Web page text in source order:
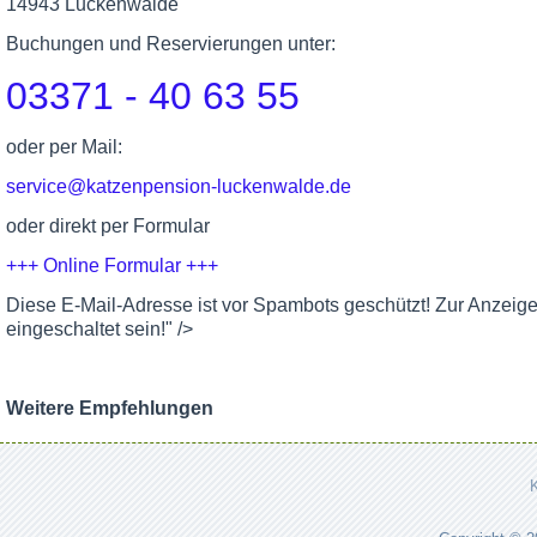
14943 Luckenwalde
Buchungen und Reservierungen unter:
03371 - 40 63 55
oder per Mail:
service@katzenpension-luckenwalde.de
oder direkt per Formular
+++ Online Formular +++
Diese E-Mail-Adresse ist vor Spambots geschützt! Zur
eingeschaltet sein!" />
Weitere Empfehlungen